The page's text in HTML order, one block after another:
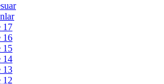
17
16
15
14
13
12